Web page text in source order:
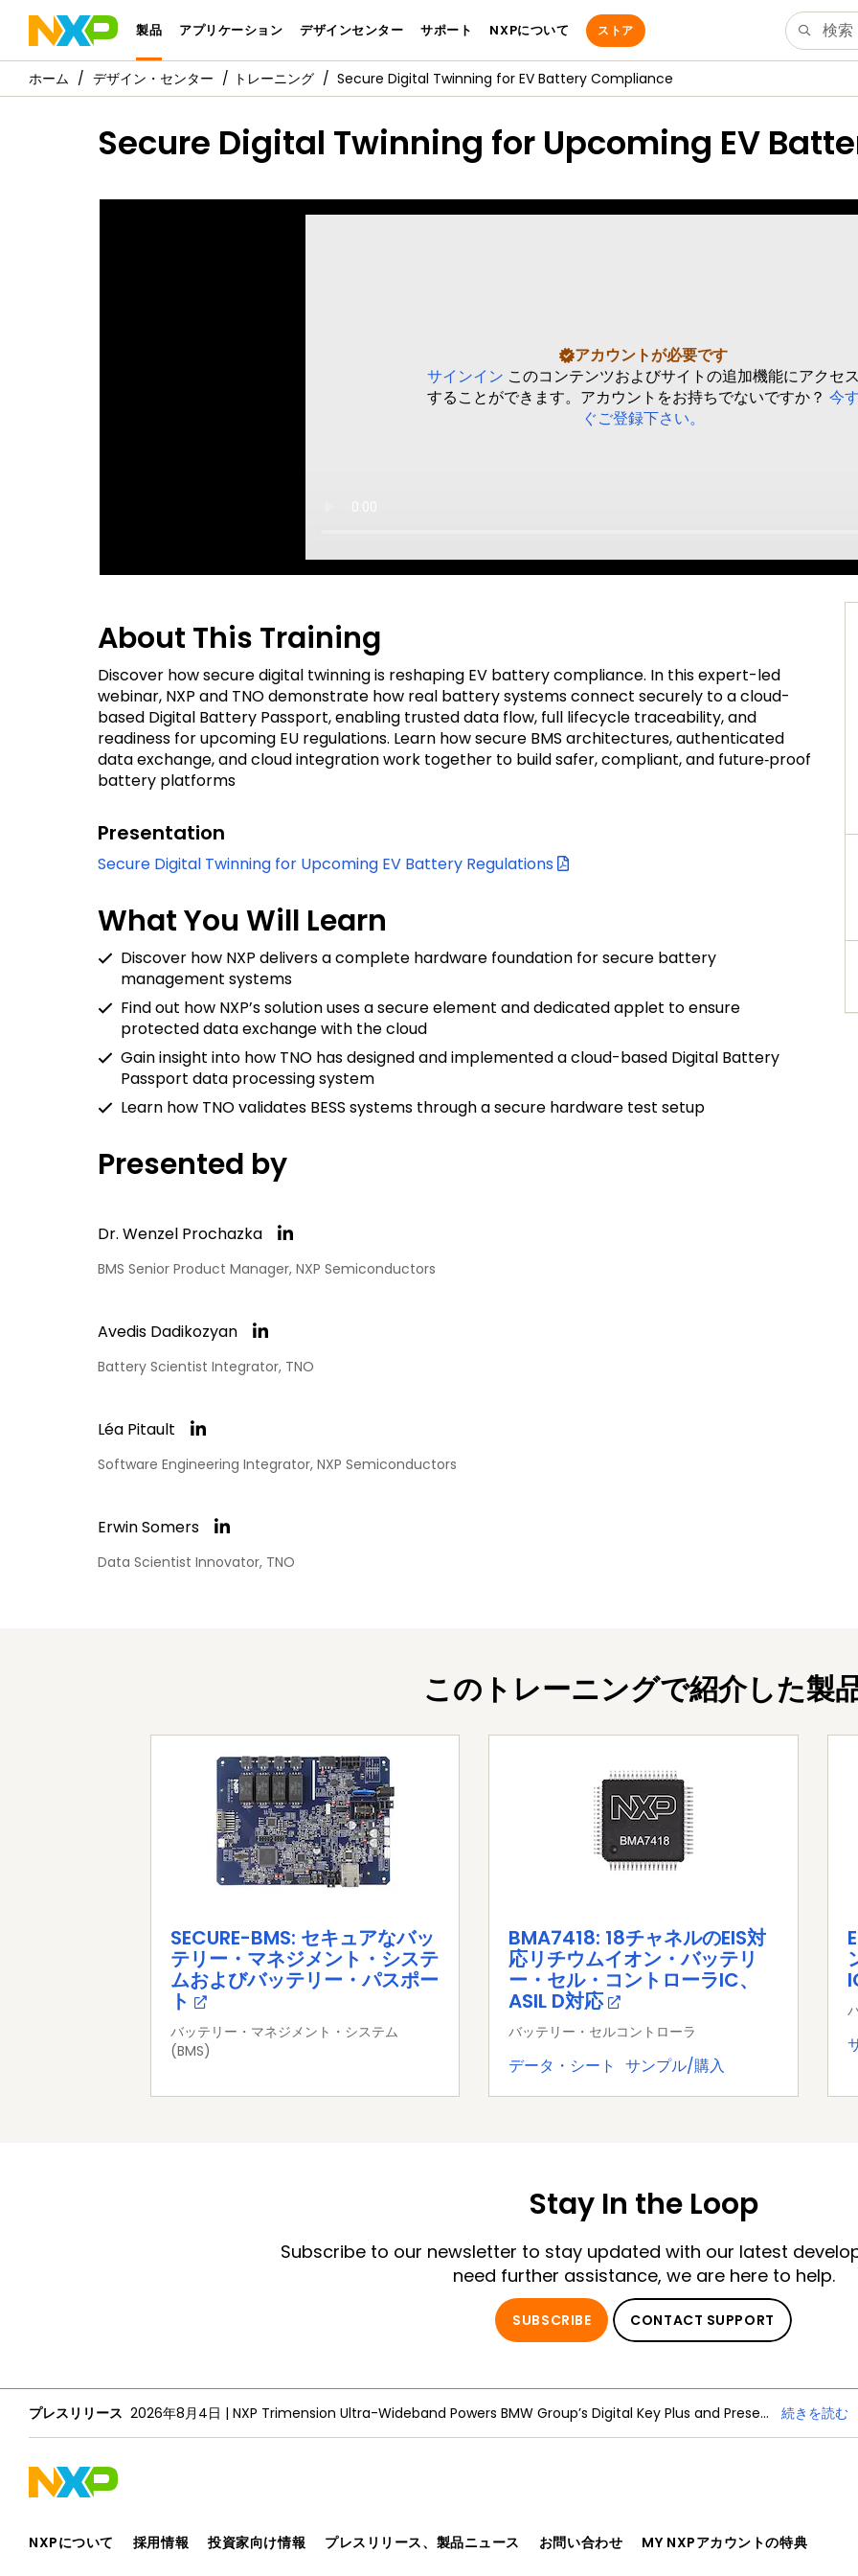
製品 アプリケーション デザインセンター サポート NXPについて ストア
デザイン・センター トレーニング Secure Digital Twinning for EV Battery Compliance
Secure Digital Twinning for Upcoming EV
アカウントが必要です
サインイン このコンテンツおよびサイトの追加機能にアクセ
することができます。アカウントをお持ちでないですか？今
ぐご登録下さい。
About This Training
Discover how secure digital twinning is reshaping EV battery compliance. In this expert-led
webinar, NXP and TNO demonstrate how real battery systems connect securely to a cloud-
based Digital Battery Passport, enabling trusted data flow, full lifecycle traceability, and
readiness for upcoming EU regulations. Learn how secure BMS architectures, authenticated
data exchange, and cloud integration work together to build safer, compliant, and future‑proof
battery platforms
Presentation
Secure Digital Twinning for Upcoming EV Battery Regulations
What You Will Learn
Discover how NXP delivers a complete hardware foundation for secure battery
management systems
Find out how NXP’s solution uses a secure element and dedicated applet to ensure
protected data exchange with the cloud
Gain insight into how TNO has designed and implemented a cloud-based Digital Battery
Passport data processing system
Learn how TNO validates BESS systems through a secure hardware test setup
Presented by
Dr. Wenzel Prochazka
BMS Senior Product Manager, NXP Semiconductors
Avedis Dadikozyan
Battery Scientist Integrator, TNO
Léa Pitault
Software Engineering Integrator, NXP Semiconductors
Erwin Somers
Data Scientist Innovator, TNO
このトレーニングで紹介した製
SECURE-BMS: セキュアなバッ
テリー・マネジメント・システ
ムおよびバッテリー・パスポー
ト
バッテリー・マネジメント・システム
(BMS)
BMA7418: 18チャネルのEIS対
応リチウムイオン・バッテリ
ー・セル・コントローラIC、
ASIL D対応
バッテリー・セルコントローラ
データ・シート サンプル/購入
Stay In the Loop
Subscribe to our newsletter to stay updated with our latest
need further assistance, we are here to help.
SUBSCRIBE CONTACT SUPPORT
プレスリリース 2026年8月4日 | NXP Trimension Ultra-Wideband Powers BMW Group’s Digital Key Plus and Presence Detection 続きを読む
NXPについて 採用情報 投資家向け情報 プレスリリース、製品ニュース お問い合わせ MY NXPアカウントの特典